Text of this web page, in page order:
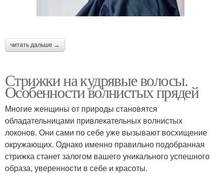
читать дальше →
Стрижки на кудрявые волосы.
Особенности волнистых прядей
Многие женщины от природы становятся
обладательницами привлекательных волнистых
локонов. Они сами по себе уже вызывают восхищение
окружающих. Однако именно правильно подобранная
стрижка станет залогом вашего уникального успешного
образа, уверенности в себе и красоты.